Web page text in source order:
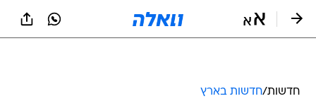
חדשות/חדשות בארץ